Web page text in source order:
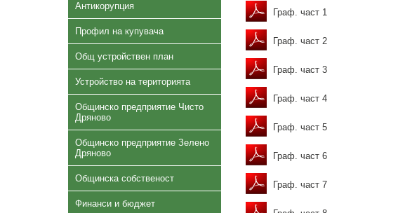
Антикорупция
Профил на купувача
Общ устройствен план
Устройство на територията
Общинско предприятие Чисто
Дряново
Общинско предприятие Зелено
Дряново
Общинска собственост
Финанси и бюджет
Граф. част 1
Граф. част 2
Граф. част 3
Граф. част 4
Граф. част 5
Граф. част 6
Граф. част 7